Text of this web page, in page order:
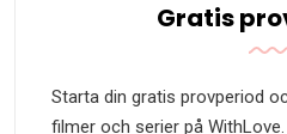
Gratis
Starta din gratis provperiod
filmer och serier på WithLove.